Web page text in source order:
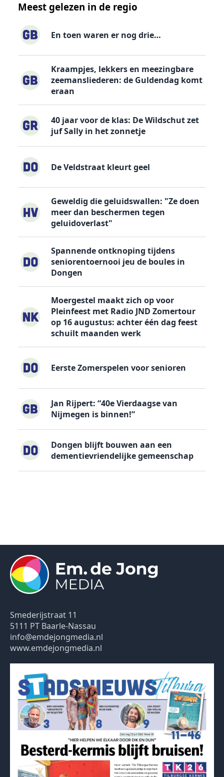
Meest gelezen in de regio
En toen waren er nog drie…
Kraampjes, lekkers en meezingbare
zeemansliederen: de Guldendag komt
eraan
40 jaar voor de klas: De Wildschut zet
juf Sally in het zonnetje
De Veldstraat kleurt geel
Geweldig die geluidswallen: "Ze doen
meer dan beschermen tegen
geluidoverlast"
Spannende ontknoping tijdens
seniorentoernooi jeu de boules in
Dongen
Moergestel maakt zich op voor
Pleinfeest met Radio JND Zomertour
op 16 augustus: achter één dag feest
schuilt maanden werk
Eerste Zomerspelen voor senioren
Jan Rijpert: “40e Vierdaagse van
Nijmegen is binnen!”
Dongen blijft bouwen aan een
dementievriendelijke gemeenschap
Smederijstraat 11
5111 PT Baarle-Nassau
info@emdejongmedia.nl
www.emdejongmedia.nl